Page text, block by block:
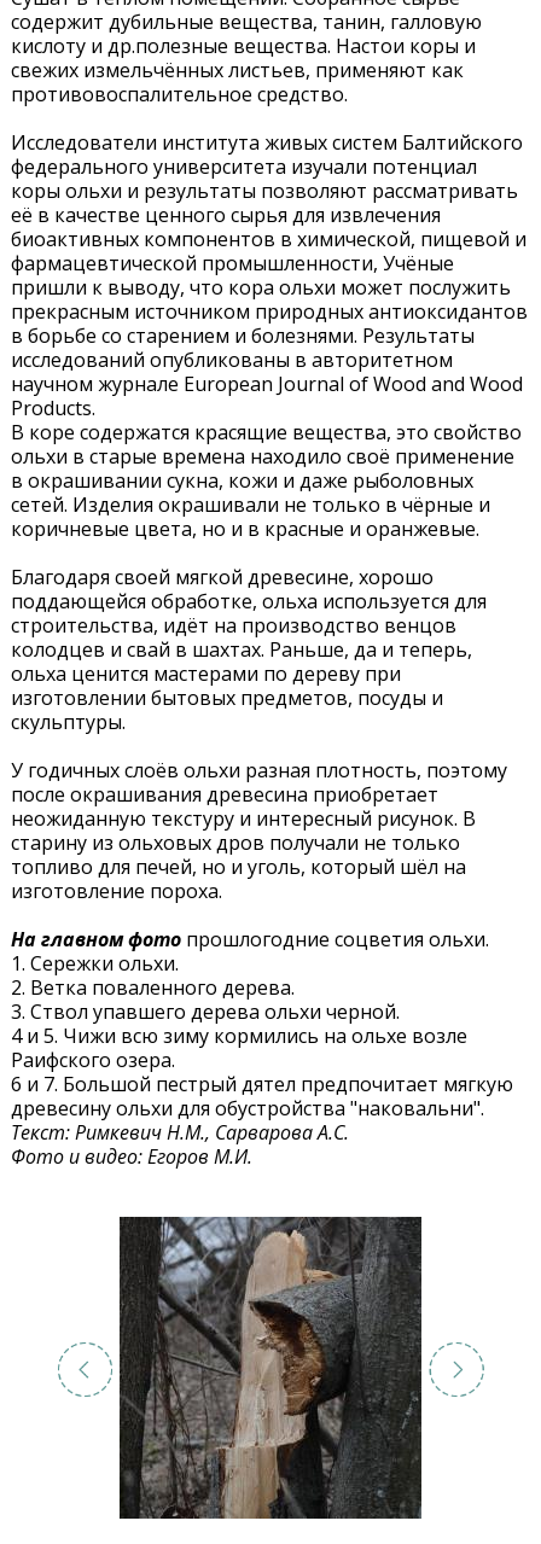
содержит дубильные вещества, танин, галловую
кислоту и др.полезные вещества. Настои коры и
свежих измельчённых листьев, применяют как
противовоспалительное средство.
Исследователи института живых систем Балтийского
федерального университета изучали потенциал
коры ольхи и результаты позволяют рассматривать
её в качестве ценного сырья для извлечения
биоактивных компонентов в химической, пищевой и
фармацевтической промышленности, Учёные
пришли к выводу, что кора ольхи может послужить
прекрасным источником природных антиоксидантов
в борьбе со старением и болезнями. Результаты
исследований опубликованы в авторитетном
научном журнале European Journal of Wood and Wood
Products.
В коре содержатся красящие вещества, это свойство
ольхи в старые времена находило своё применение
в окрашивании сукна, кожи и даже рыболовных
сетей. Изделия окрашивали не только в чёрные и
коричневые цвета, но и в красные и оранжевые.
Благодаря своей мягкой древесине, хорошо
поддающейся обработке, ольха используется для
строительства, идёт на производство венцов
колодцев и свай в шахтах. Раньше, да и теперь,
ольха ценится мастерами по дереву при
изготовлении бытовых предметов, посуды и
скульптуры.
У годичных слоёв ольхи разная плотность, поэтому
после окрашивания древесина приобретает
неожиданную текстуру и интересный рисунок. В
старину из ольховых дров получали не только
топливо для печей, но и уголь, который шёл на
изготовление пороха.
На главном фотопрошлогодние соцветия ольхи.
1. Сережки ольхи.
2. Ветка поваленного дерева.
3. Ствол упавшего дерева ольхи черной.
4 и 5. Чижи всю зиму кормились на ольхе возле
Раифского озера.
6 и 7. Большой пестрый дятел предпочитает мягкую
древесину ольхи для обустройства "наковальни".
Текст: Римкевич Н.М., Сарварова А.С.
Фото и видео: Егоров М.И.